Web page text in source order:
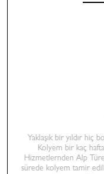
Yaklaşık bir yıldır hiç
Kolyem bir kaç
Hizmetlernden Alp
sürede kolyem tamir